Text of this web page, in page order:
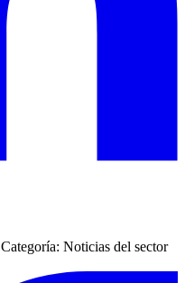
Categoría: Noticias del sector